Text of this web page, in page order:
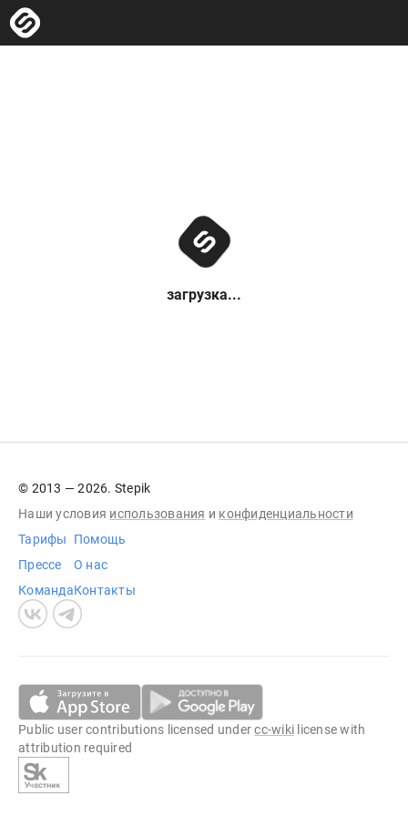
загрузка...
© 2013 — 2026. Stepik
Наши условия использования и конфиденциальности
Тарифы
Прессе
Команда
Помощь
О нас
Контакты
Public user contributions licensed undercc-wiki license with
attribution required